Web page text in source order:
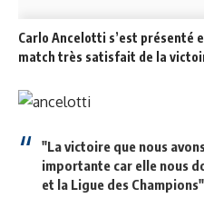
Carlo Ancelotti s’est présenté
match très satisfait de la
"La victoire que nous
importante car elle nous
et la Ligue des Champions"